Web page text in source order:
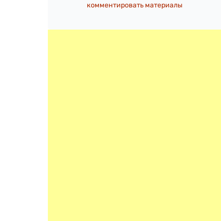
комментировать материалы